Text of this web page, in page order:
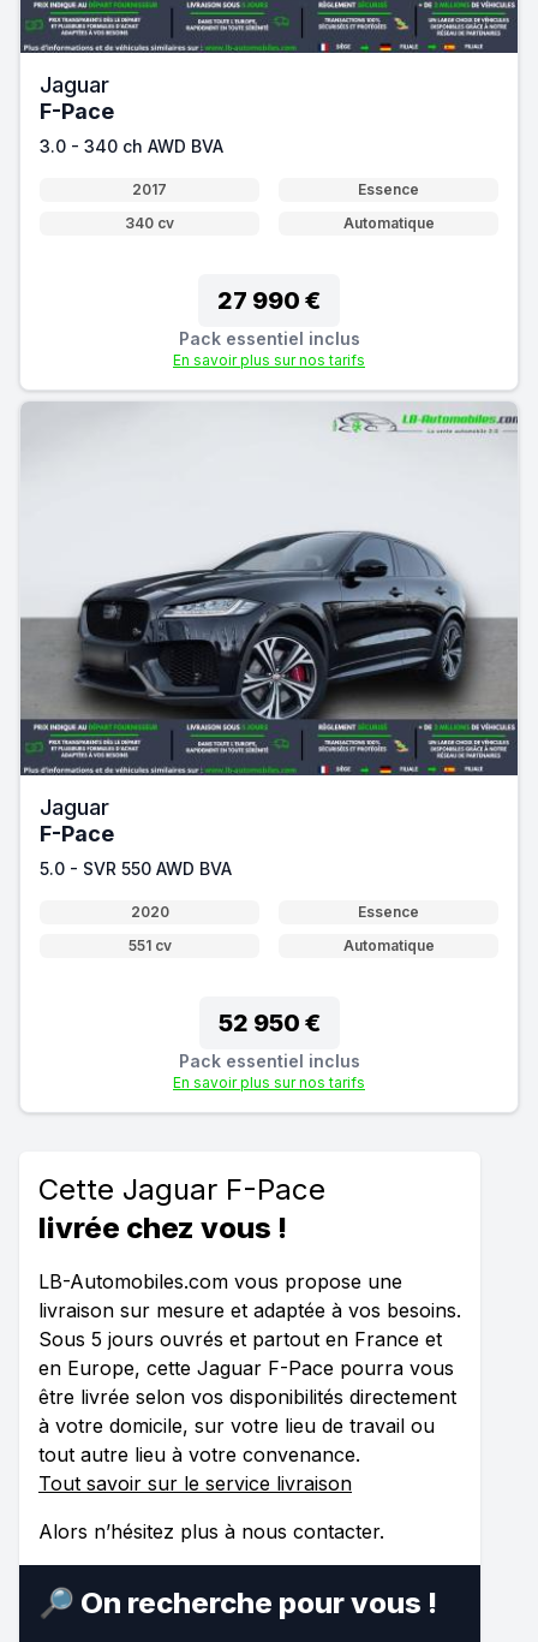
Jaguar
F-Pace
3.0 - 340 ch AWD BVA
2017
Essence
340 cv
Automatique
27 990 €
Pack essentiel inclus
En savoir plus sur nos tarifs
Jaguar
F-Pace
5.0 - SVR 550 AWD BVA
2020
Essence
551 cv
Automatique
52 950 €
Pack essentiel inclus
En savoir plus sur nos tarifs
Cette Jaguar F-Pace
livrée chez vous !
LB-Automobiles.com vous propose une
livraison sur mesure et adaptée à vos besoins.
Sous 5 jours ouvrés et partout en France et
en Europe, cette Jaguar F-Pace pourra vous
être livrée selon vos disponibilités directement
à votre domicile, sur votre lieu de travail ou
tout autre lieu à votre convenance.
Tout savoir sur le service livraison
Alors n’hésitez plus à nous contacter.
🔎 On recherche pour vous !